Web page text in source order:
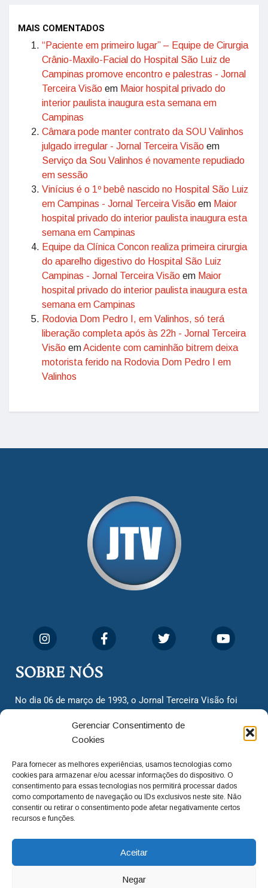
Gerenciar Consentimento de
Cookies
Para fornecer as melhores experiências, usamos tecnologias como
cookies para armazenar e/ou acessar informações do dispositivo. O
consentimento para essas tecnologias nos permitirá processar dados
como comportamento de navegação ou IDs exclusivos neste site. Não
consentir ou retirar o consentimento pode afetar negativamente certos
recursos e funções.
Aceitar
Negar
MAIS COMENTADOS
“Paciente em primeiro lugar” – Equipe de Cirurgia
Crânio-Maxilo-Facial do Hospital São Luiz de
Campinas promove encontro e palestras - Jornal
Terceira Visão em Maior hospital privado do
interior paulista inaugura esta semana em
Campinas
Câmara pode manter contrato da SOU Valinhos
julgado irregular - Jornal Terceira Visão em
Serviço da Sou Valinhos é novamente repudiado
em sessão
Vinícius é o 1º bebê nascido no Hospital São Luiz
em Campinas - Jornal Terceira Visão em Maior
hospital privado do interior paulista inaugura esta
semana em Campinas
Equipe da Clínica Concon realiza primeira cirurgia
do aparelho digestivo do Hospital São Luiz
Campinas - Jornal Terceira Visão em Maior
hospital privado do interior paulista inaugura esta
semana em Campinas
Rodovia Dom Pedro I, em Valinhos, só terá
liberação completa após às 22h - Jornal Terceira
Visão emAcidente com caminhão bitrem deixa
motorista ferido na Rodovia Dom Pedro I em
Valinhos
SOBRE NÓS
No dia 06 de março de 1993, o Jornal Terceira Visão foi
cidadãos valinhenses, já que naquela época só existiam
dois jornais. Há mais de 30 anos, o jornal continua
com o foco de trazer as melhores notícias. Nunca
deixamos de lado as necessidades do cidadão, sempre
questionando os órgãos públicos em busca de melhorias
para a cidade e sempre cobrando resoluções para casos
adm@jtv.com.br
(19) 3929-6225